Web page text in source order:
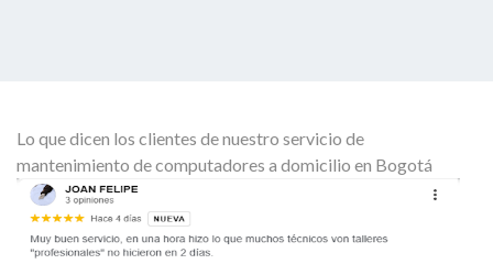
Lo que dicen los clientes de nuestro servicio de
mantenimiento de computadores a domicilio en Bogotá